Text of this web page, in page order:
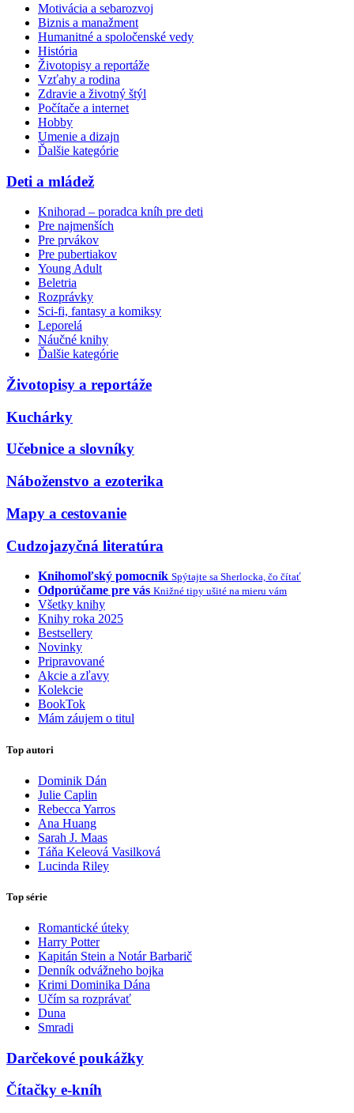
Motivácia a sebarozvoj
Biznis a manažment
Humanitné a spoločenské vedy
História
Životopisy a reportáže
Vzťahy a rodina
Zdravie a životný štýl
Počítače a internet
Hobby
Umenie a dizajn
Ďalšie kategórie
Deti a mládež
Knihorad – poradca kníh pre deti
Pre najmenších
Pre prvákov
Pre pubertiakov
Young Adult
Beletria
Rozprávky
Sci-fi, fantasy a komiksy
Leporelá
Náučné knihy
Ďalšie kategórie
Životopisy a reportáže
Kuchárky
Učebnice a slovníky
Náboženstvo a ezoterika
Mapy a cestovanie
Cudzojazyčná literatúra
Knihomoľský pomocník Spýtajte sa Sherlocka, čo čítať
Odporúčame pre vás Knižné tipy ušité na mieru vám
Všetky knihy
Knihy roka 2025
Bestsellery
Novinky
Pripravované
Akcie a zľavy
Kolekcie
BookTok
Mám záujem o titul
Top autori
Dominik Dán
Julie Caplin
Rebecca Yarros
Ana Huang
Sarah J. Maas
Táňa Keleová Vasilková
Lucinda Riley
Top série
Romantické úteky
Harry Potter
Kapitán Stein a Notár Barbarič
Denník odvážneho bojka
Krimi Dominika Dána
Učím sa rozprávať
Duna
Smradi
Darčekové poukážky
Čítačky e-kníh